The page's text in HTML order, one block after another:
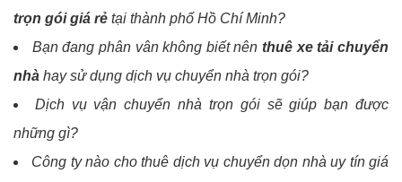
trọn gói giá rẻ tại thành phố Hồ Chí Minh?
Bạn đang phân vân không biết nênthuê xe tải chuyển
nhà hay sử dụng dịch vụ chuyển nhà trọn gói?
Dịch vụ vận chuyển nhà trọn gói sẽ giúp bạn được
những gì?
Công ty nào cho thuê dịch vụ chuyển dọn nhà uy tín giá